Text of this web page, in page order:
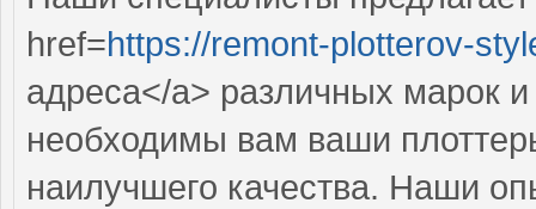
href=https://remont-plotterov-
адреса</a> различных марок
необходимы вам ваши
наилучшего качества. Наши